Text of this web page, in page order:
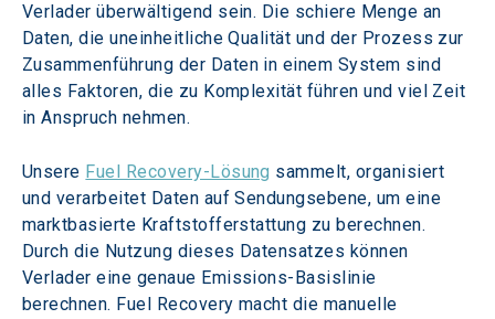
Verlader überwältigend sein. Die schiere Menge an
Daten, die uneinheitliche Qualität und der Prozess zur
Zusammenführung der Daten in einem System sind
alles Faktoren, die zu Komplexität führen und viel Zeit
in Anspruch nehmen.
Unsere Fuel Recovery-Lösung sammelt, organisiert
und verarbeitet Daten auf Sendungsebene, um eine
marktbasierte Kraftstofferstattung zu berechnen.
Durch die Nutzung dieses Datensatzes können
Verlader eine genaue Emissions-Basislinie
berechnen. Fuel Recovery macht die manuelle